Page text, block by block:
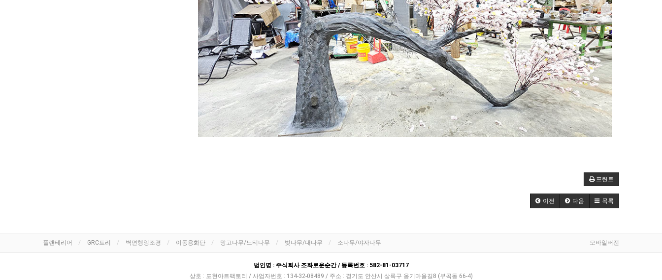
프린트
이전 다음 목록
플랜테리어 GRC트리 벽면행잉조경 이동용화단 망고나무/느티나무 벚나무/대나무 소나무/야자나무 모바일버전
법인명 : 주식회사 조화로운순간 / 등록번호 : 582-81-03717
상호 : 도현아트팩토리 / 사업자번호 : 134-32-08489 / 주소 : 경기도 안산시 상록구 옹기마을길8 (부곡동 66-4)